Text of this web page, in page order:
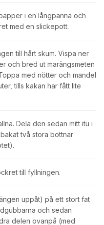
i en långpanna och
med en slickepott.
till hårt skum. Vispa ner
och bred ut marängsmeten
med nötter och mandel
tills kakan har fått lite
Dela den sedan mitt itu i
två stora bottnar
till fyllningen.
uppåt) på ett stort fat
och sedan
delen ovanpå (med